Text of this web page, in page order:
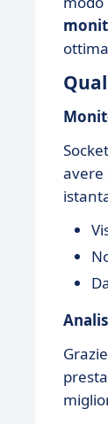
avere